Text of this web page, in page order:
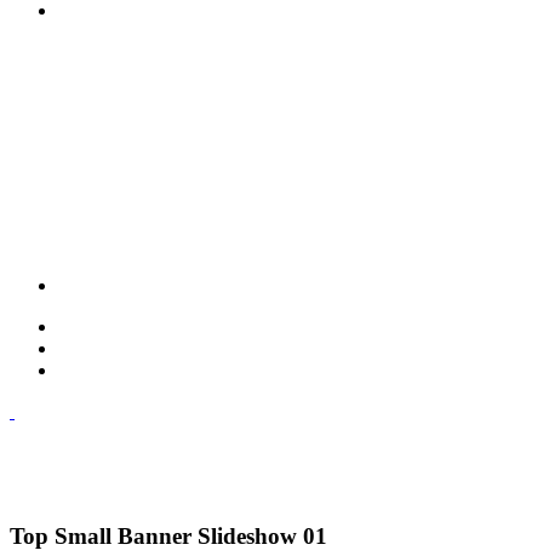
Top Small Banner Slideshow 01